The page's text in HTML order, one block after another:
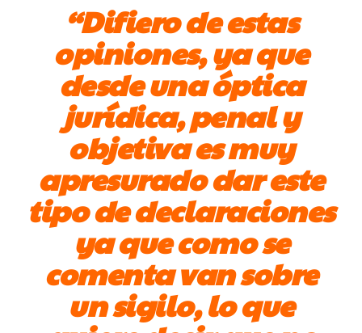
“Difiero de estas
opiniones, ya que
desde una óptica
jurídica, penal y
objetiva es muy
apresurado dar este
tipo de declaraciones
ya que como se
comenta van sobre
un sigilo, lo que